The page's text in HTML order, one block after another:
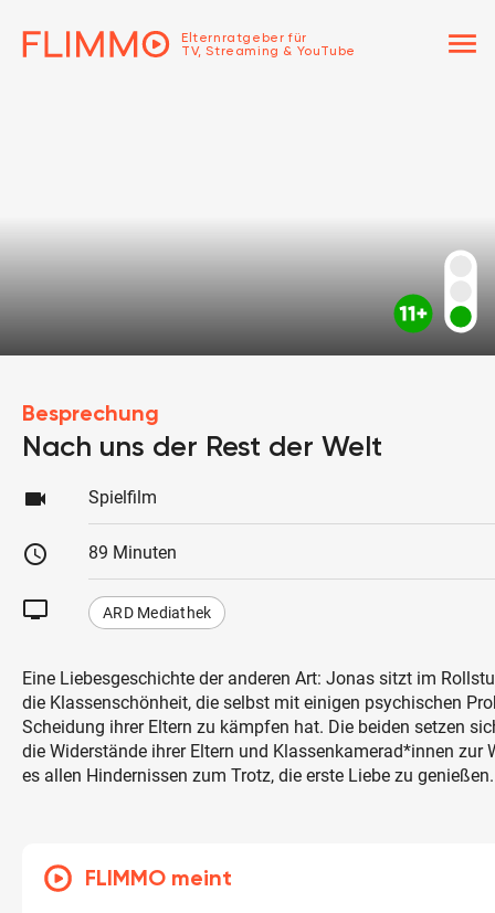
Elternratgeber für
TV, Streaming & YouTube
menu
Besprechung
Nach uns der Rest der Welt
videocam Spielfilm
schedule 89 Minuten
tv ARD Mediathek
Eine Liebesgeschichte der anderen Art: Jonas sitzt im
die Klassenschönheit, die selbst mit einigen psychischen
Scheidung ihrer Eltern zu kämpfen hat. Die beiden setzen
die Widerstände ihrer Eltern und Klassenkamerad*innen zur
es allen Hindernissen zum Trotz, die erste Liebe zu genießen.
FLIMMO meint